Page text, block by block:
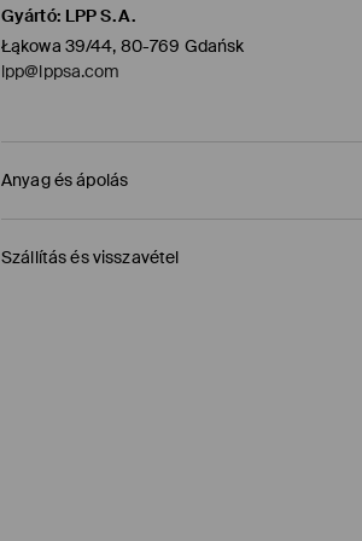
Gyártó: LPP S.A.
Łąkowa 39/44, 80-769 Gdańsk
lpp@lppsa.com
Anyag és ápolás
ELSŐ SZÖVET : 100% PAMUT
Szállítás és visszavétel